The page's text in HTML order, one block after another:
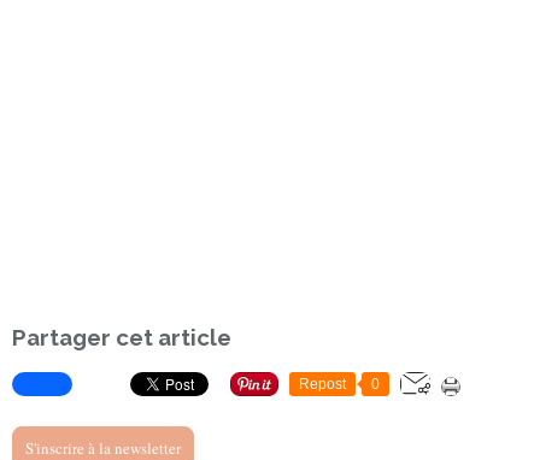
Partager cet article
Repost 0
S'inscrire à la newsletter